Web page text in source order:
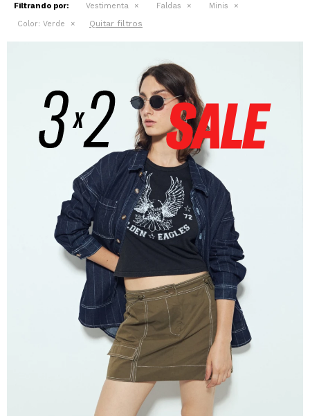
Filtrando por: Vestimenta Faldas
Minis
Color: Verde Quitar filtros